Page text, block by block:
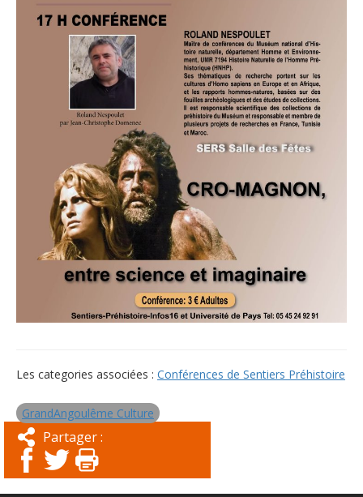
Les categories associées : Conférences de Sentiers Préhistoire
GrandAngoulême Culture
Partager :